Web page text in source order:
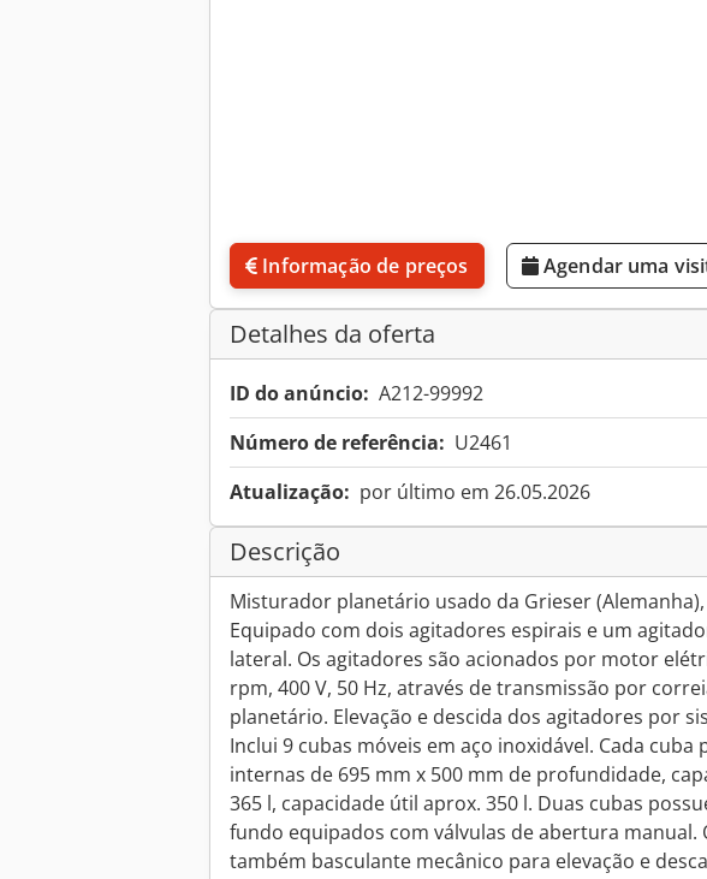
Informação de preços Agendar uma
Detalhes da oferta
ID do anúncio: A212-99992
Número de referência: U2461
Atualização: por último em 26.05.2026
Descrição
Misturador planetário usado da Grieser (Alemanha),
Equipado com dois agitadores espirais e um
lateral. Os agitadores são acionados por motor
rpm, 400 V, 50 Hz, através de transmissão por
planetário. Elevação e descida dos agitadores por
Inclui 9 cubas móveis em aço inoxidável. Cada cuba
internas de 695 mm x 500 mm de profundidade,
365 l, capacidade útil aprox. 350 l. Duas cubas
fundo equipados com válvulas de abertura manual.
também basculante mecânico para elevação e